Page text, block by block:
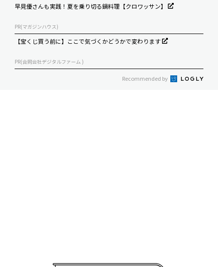
早見優さんも実践！夏を乗り切る鍋料理【クロワッサン】
PR(マガジンハウス)
【宝くじ買う前に】ここで気づくかどうかで変わります
PR(合同会社デジタルファーム )
Recommended by